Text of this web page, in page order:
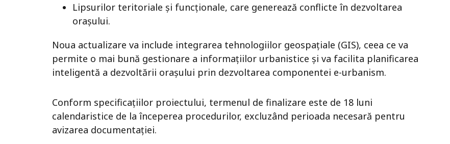
Lipsurilor teritoriale și funcționale, care generează conflicte în dezvoltarea
orașului.
Noua actualizare va include integrarea tehnologiilor geospațiale (GIS), ceea ce va
permite o mai bună gestionare a informațiilor urbanistice și va facilita planificarea
inteligentă a dezvoltării orașului prin dezvoltarea componentei e-urbanism.
Conform specificațiilor proiectului, termenul de finalizare este de 18 luni
calendaristice de la începerea procedurilor, excluzând perioada necesară pentru
avizarea documentației.